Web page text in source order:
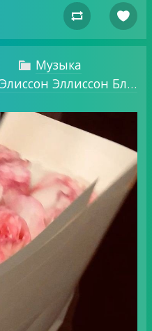
 
 Музыка
Лина Оля Луна Элиссон Эллиссон Блог о том, о чем хочу.